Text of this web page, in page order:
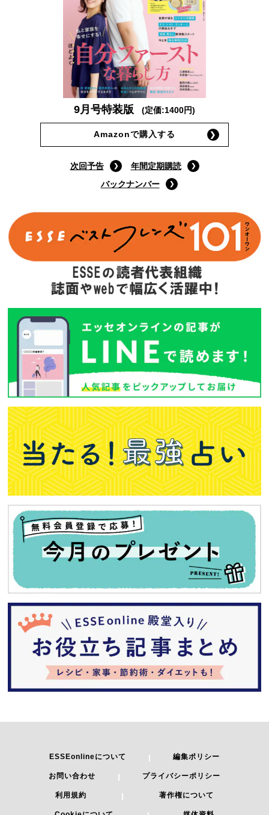
9月号特装版 (定価:1400円)
Amazonで購入する
次回予告
年間定期購読
バックナンバー
ESSEonlineについて 編集ポリシー
お問い合わせ プライバシーポリシー
利用規約 著作権について